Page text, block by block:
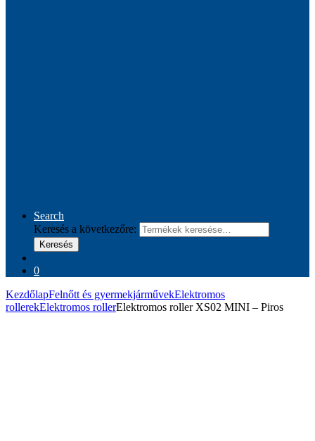
Search
Keresés a következőre:
Keresés
0
KezdőlapFelnőtt és gyermekjárművekElektromos
rollerekElektromos rollerElektromos roller XS02 MINI – Piros